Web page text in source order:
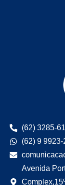
(62) 3285-
(62) 9 9923-
Avenida